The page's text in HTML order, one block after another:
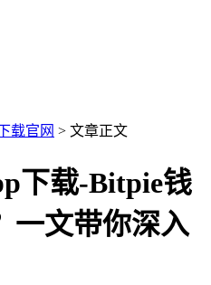
载官网 > 文章正文
下载-Bitpie钱
一文带你深入